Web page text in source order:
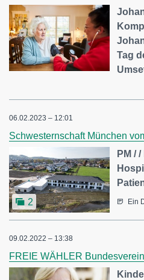
Tag
06.02.2023 – 12:01
Schwesternschaft München
2
PM /
Ein
09.02.2022 – 13:38
FREIE WÄHLER